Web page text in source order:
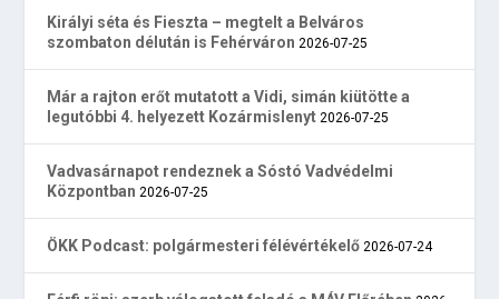
Királyi séta és Fieszta – megtelt a Belváros
szombaton délután is Fehérváron 2026-07-25
Már a rajton erőt mutatott a Vidi, simán kiütötte a
legutóbbi 4. helyezett Kozármislenyt 2026-07-25
Vadvasárnapot rendeznek a Sóstó Vadvédelmi
Központban 2026-07-25
ÖKK Podcast: polgármesteri félévértékelő 2026-07-24